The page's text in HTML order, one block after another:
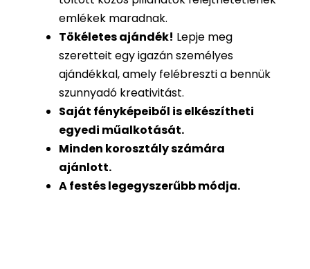
emlékek maradnak.
Tökéletes ajándék! Lepje meg
szeretteit egy igazán személyes
ajándékkal, amely felébreszti a bennük
szunnyadó kreativitást.
Saját fényképeiből iselkészítheti
egyedi műalkotását.
Minden korosztály számára
ajánlott.
A festés legegyszerűbb módja.